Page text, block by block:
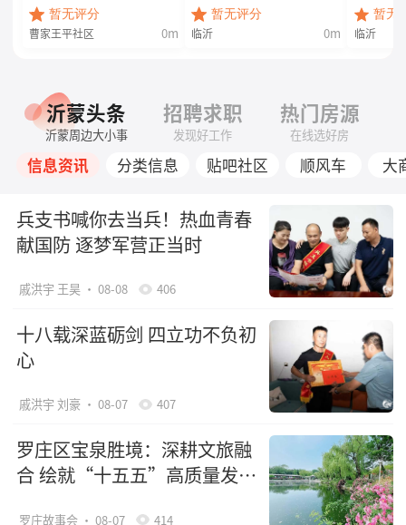
王路店
暂无评分
曹家王平社区 0m
暂无评分
临沂 0m
限公司
暂无
临沂
沂蒙头条
沂蒙周边大小事
招聘求职
发现好工作
热门房源
在线选好房
信息资讯 分类信息 贴吧社区 顺风车 大
兵支书喊你去当兵！热血青春
献国防 逐梦军营正当时
戚洪宇 王昊 · 08-08 406
十八载深蓝砺剑 四立功不负初
心
戚洪宇 刘豪 · 08-07 407
罗庄区宝泉胜境：深耕文旅融
合 绘就“十五五”高质量发展
罗庄故事会 · 08-07 414